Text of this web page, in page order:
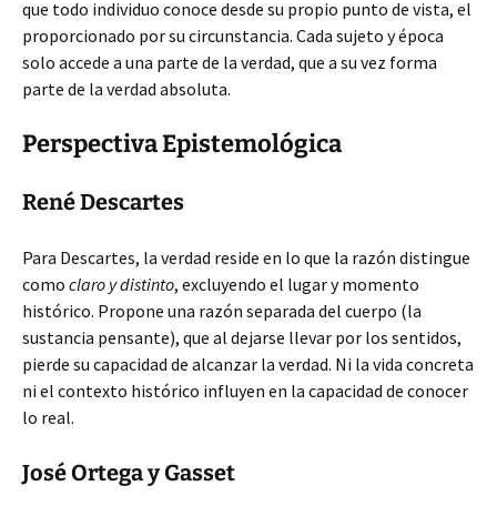
que todo individuo conoce desde su propio punto de vista, el
proporcionado por su circunstancia. Cada sujeto y época
solo accede a una parte de la verdad, que a su vez forma
parte de la verdad absoluta.
Perspectiva Epistemológica
René Descartes
Para Descartes, la verdad reside en lo que la razón distingue
como claro y distinto, excluyendo el lugar y momento
histórico. Propone una razón separada del cuerpo (la
sustancia pensante), que al dejarse llevar por los sentidos,
pierde su capacidad de alcanzar la verdad. Ni la vida concreta
ni el contexto histórico influyen en la capacidad de conocer
lo real.
José Ortega y Gasset